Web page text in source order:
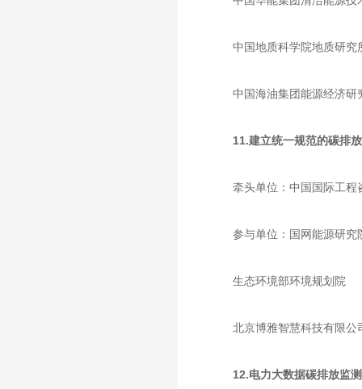
中国地质科学院地质研究
中国海油集团能源经济研
11.建立统一规范的碳排
牵头单位：中国国际工程
参与单位：国网能源研究
生态环境部环境规划院
北京博雅智慧科技有限公
12.电力大数据碳排放监